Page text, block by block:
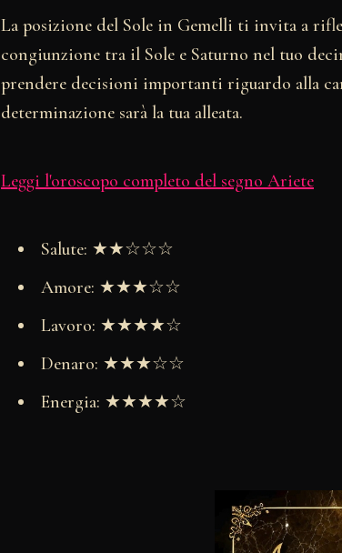
La posizione del Sole in Gemelli ti invita a
congiunzione tra il Sole e Saturno nel tuo
prendere decisioni importanti riguardo alla
determinazione sarà la tua alleata.
Leggi l'oroscopo completo del segno Ariete
Salute: ★★☆☆☆
Amore: ★★★☆☆
Lavoro: ★★★★☆
Denaro: ★★★☆☆
Energia: ★★★★☆